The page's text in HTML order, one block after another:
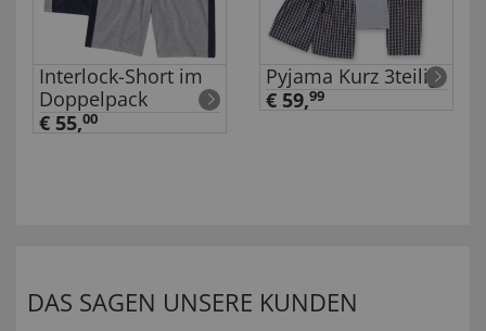
Interlock-Short im
Doppelpack
€ 55,00
Pyjama Kurz 3teilig
€ 59,99
DAS SAGEN UNSERE KUNDEN